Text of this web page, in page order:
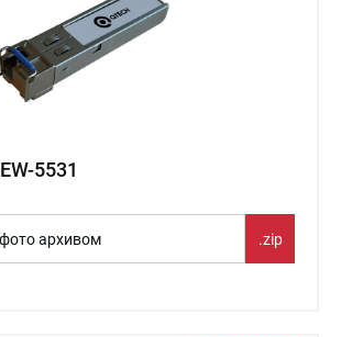
5531
архивом .zip